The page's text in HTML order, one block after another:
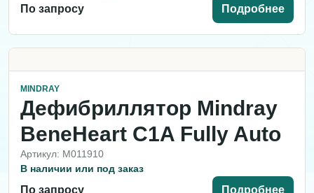
По запросу Подробнее
MINDRAY
Дефибриллятор Mindray
BeneHeart C1A Fully Auto
Артикул: M011910
В наличии или под заказ
По запросу Подробнее